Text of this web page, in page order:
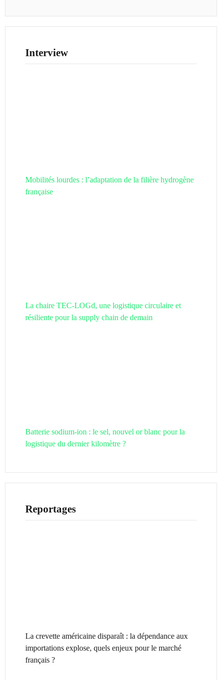
Interview
Mobilités lourdes : l’adaptation de la filière hydrogène
française
La chaire TEC-LOGd, une logistique circulaire et
résiliente pour la supply chain de demain
Batterie sodium-ion : le sel, nouvel or blanc pour la
logistique du dernier kilomètre ?
Reportages
La crevette américaine disparaît : la dépendance aux
importations explose, quels enjeux pour le marché
français ?